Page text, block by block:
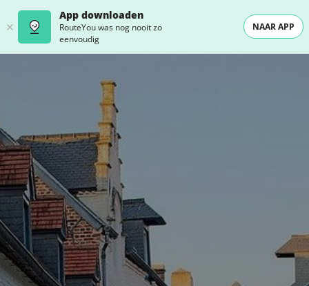
App downloaden
RouteYou was nog nooit zo
eenvoudig
NAAR APP